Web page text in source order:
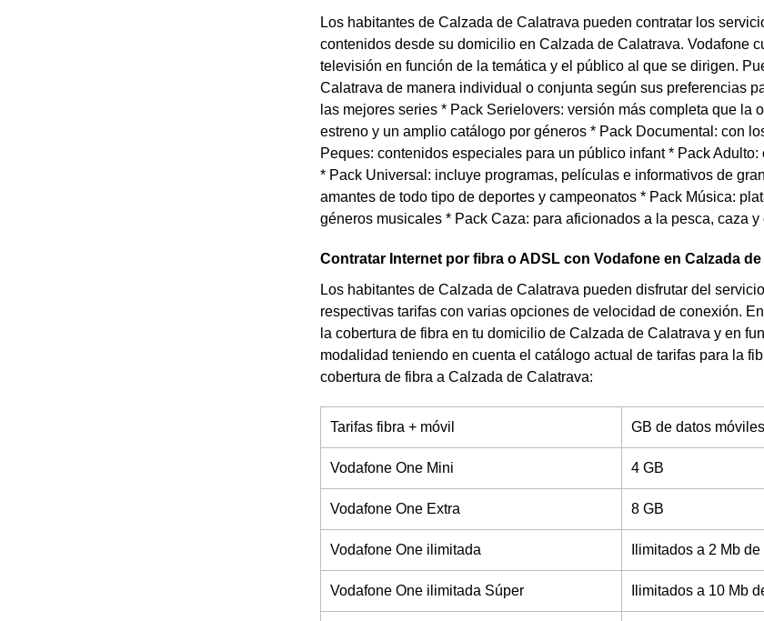
Los habitantes de Calzada de Calatrava pueden contratar los
contenidos desde su domicilio en Calzada de Calatrava. Vodafone
televisión en función de la temática y el público al que se dirigen.
Calatrava de manera individual o conjunta según sus preferencias
las mejores series * Pack Serielovers: versión más completa que
estreno y un amplio catálogo por géneros * Pack Documental: con
Peques: contenidos especiales para un público infant * Pack
* Pack Universal: incluye programas, películas e informativos de
amantes de todo tipo de deportes y campeonatos * Pack Música:
géneros musicales * Pack Caza: para aficionados a la pesca, caza
Contratar Internet por fibra o ADSL con Vodafone en Calzada
Los habitantes de Calzada de Calatrava pueden disfrutar del
respectivas tarifas con varias opciones de velocidad de conexión.
la cobertura de fibra en tu domicilio de Calzada de Calatrava y en
modalidad teniendo en cuenta el catálogo actual de tarifas para la
cobertura de fibra a Calzada de Calatrava:
Tarifas fibra + móvil GB de datos móviles
Vodafone One Mini 4 GB
Vodafone One Extra 8 GB
Vodafone One ilimitada Ilimitados a 2 Mb
Vodafone One ilimitada Súper Ilimitados a 10 Mb